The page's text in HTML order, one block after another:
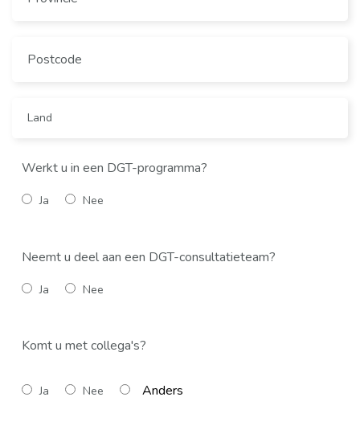
Werkt u in een DGT-programma?
Ja Nee
Neemt u deel aan een DGT-consultatieteam?
Ja Nee
Komt u met collega's?
Ja Nee